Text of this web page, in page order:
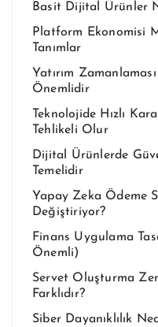
Basit Dijital Ürünler
Platform Ekonomisi
Tanımlar
Yatırım
Önemlidir
Teknolojide Hızlı
Tehlikeli Olur
Dijital Ürünlerde
Temelidir
Yapay Zeka Ödeme
Değiştiriyor?
Finans Uygulama
Önemli)
Servet Oluşturma
Farklıdır?
Siber Dayanıklılık